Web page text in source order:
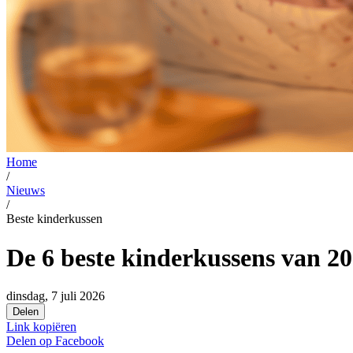
Home
/
Nieuws
/
Beste kinderkussen
De 6 beste kinderkussens van
dinsdag, 7 juli 2026
Delen
Link kopiëren
Delen op Facebook